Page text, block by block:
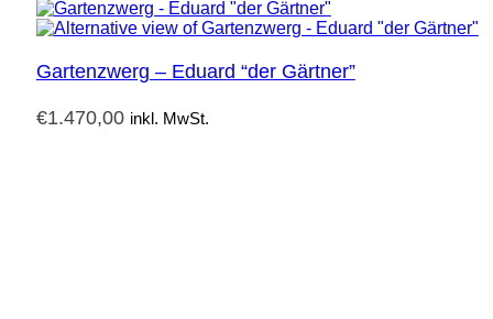
Gartenzwerg – Eduard “der Gärtner”
€1.470,00 inkl. MwSt.